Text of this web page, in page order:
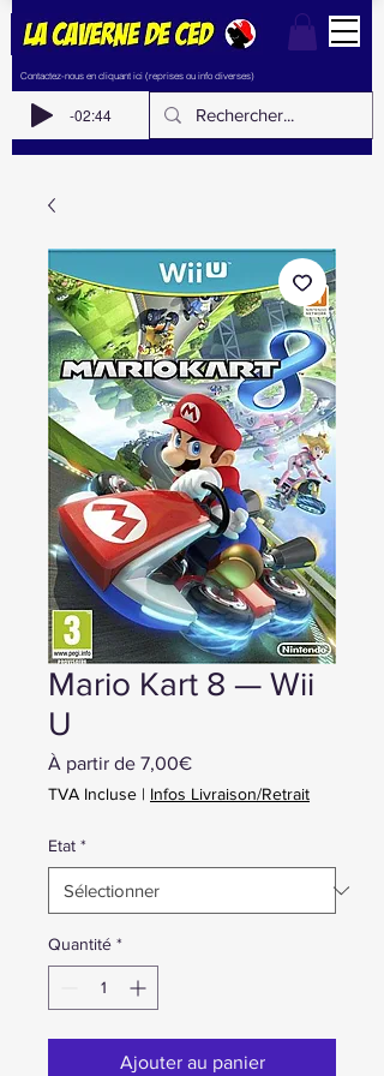
Contactez-nous en cliquant ici (reprises ou info diverses)
-02:44
Mario Kart 8 — Wii
U
À partir de 7,00€Prix
TVA Incluse | Infos Livraison/Retrait
Etat *
Quantité *
Ajouter au panier